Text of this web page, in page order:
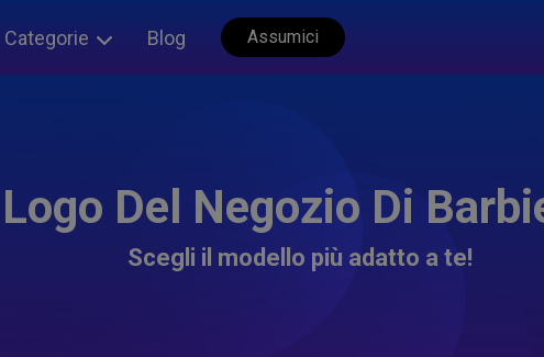
Categorie Blog Assumici
Logo Del Negozio Di
Scegli il modello più adatto a te!